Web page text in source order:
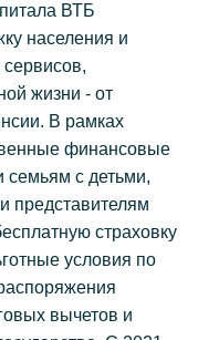
ВТБ
населения и
жизни - от
В рамках
финансовые
с детьми,
представителям
страховку
условия по
вычетов и